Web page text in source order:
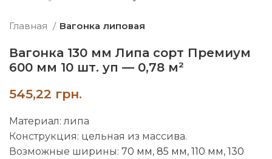
Главная Вагонка липовая
Вагонка 130 мм Липа сорт Премиум
600 мм 10 шт. уп — 0,78 м²
грн.
Материал: липа
Конструкция: цельная из массива.
Возможные ширины: 70 мм, 85 мм, 110 мм, 130